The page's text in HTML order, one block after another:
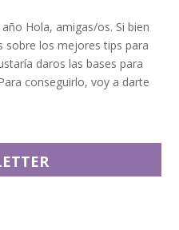
Hola, amigas/os. Si bien
sobre los mejores tips para
daros las bases para
conseguirlo, voy a darte